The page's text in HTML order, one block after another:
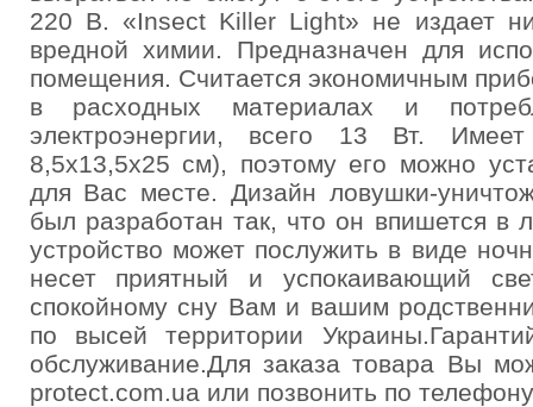
220 В. «Insect Killer Light» не издает
вредной химии. Предназначен для
помещения. Считается экономичным
в расходных материалах и
электроэнергии, всего 13 Вт.
8,5х13,5х25 см), поэтому его можно
для Вас месте. Дизайн ловушки-
был разработан так, что он впишется в
устройство может послужить в виде
несет приятный и успокаивающий
спокойному сну Вам и вашим
по высей территории
обслуживание.Для заказа товара Вы
protect.com.ua или позвонить по